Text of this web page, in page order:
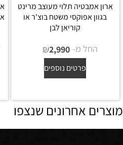
ארון אמבטיה תלוי מעוצב מרינט
בגוון אפוקסי משטח בוצ'ר או
קוריאן לבן
החל מ- ₪2,990
פרטים נוספים
מוצרים אחרונים שנצפו